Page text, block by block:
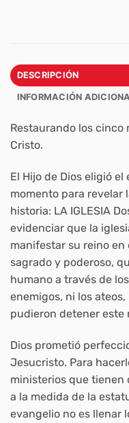
DESCRIPCIÓN
INFORMACIÓN
Restaurando los cinco
Cristo.
El Hijo de Dios eligió
momento para revelar
historia: LA IGLESIA
evidenciar que la
manifestar su reino en
sagrado y poderoso,
humano a través de
enemigos, ni los
pudieron detener este
Dios prometió
Jesucristo. Para
ministerios que tienen
a la medida de la
evangelio no es llenar